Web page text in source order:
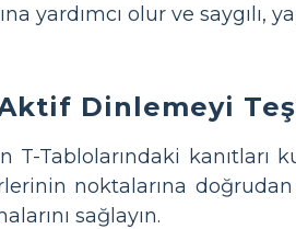
olur ve saygılı,
Dinlemeyi
T-Tablolarındaki kanıtları
noktalarına doğrudan
sağlayın.